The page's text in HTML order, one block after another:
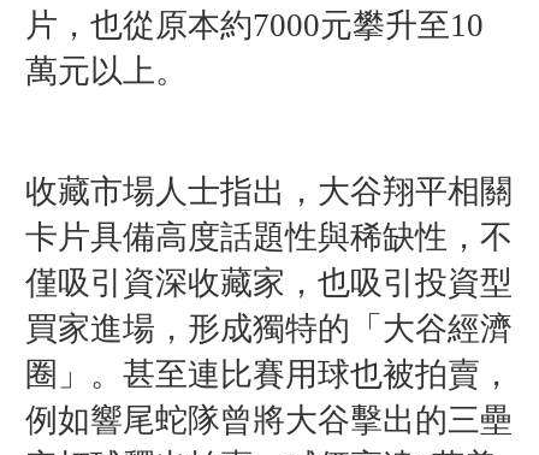
片，也從原本約7000元攀升至10
萬元以上。
收藏市場人士指出，大谷翔平相關
卡片具備高度話題性與稀缺性，不
僅吸引資深收藏家，也吸引投資型
買家進場，形成獨特的「大谷經濟
圈」。甚至連比賽用球也被拍賣，
例如響尾蛇隊曾將大谷擊出的三壘